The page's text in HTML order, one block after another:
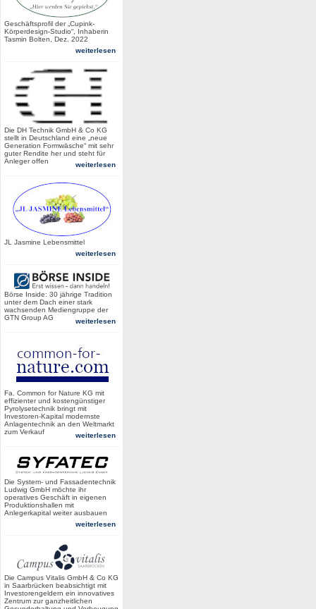
Geschäftsprofil der „Cupink-
Körperdesign-Studio“, Inhaberin
Tasmin Bolten, Dez. 2022
weiterlesen
Die DH Technik GmbH & Co KG
stellt in Deutschland eine „neue
Generation Formwäsche“ mit sehr
guter Rendite her und steht für
Anleger offen
weiterlesen
JL Jasmine Lebensmittel
weiterlesen
Börse Inside: 30 jährige Tradition
unter dem Dach einer stark
wachsenden Mediengruppe der
GTN Group AG
weiterlesen
Fa. Common for Nature KG mit
effizienter und kostengünstiger
Pyrolysetechnik bringt mit
Investoren-Kapital modernste
Anlagentechnik an den Weltmarkt
zum Verkauf
weiterlesen
Die System- und Fassadentechnik
Ludwig GmbH möchte ihr
operatives Geschäft in eigenen
Produktionshallen mit
Anlegerkapital weiter ausbauen
weiterlesen
Die Campus Vitalis GmbH & Co KG
in Saarbrücken beabsichtigt mit
Investorengeldern ein innovatives
Zentrum zur ganzheitlichen